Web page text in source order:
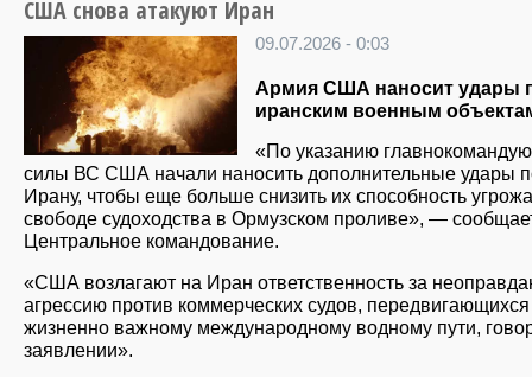
США снова атакуют Иран
09.07.2026 - 0:03
Армия США наносит удары
иранским военным
«По указанию
силы ВС США начали наносить дополнительные удары
Ирану, чтобы еще больше снизить их способность
свободе судоходства в Ормузском проливе», —
Центральное командование.
«США возлагают на Иран ответственность за
агрессию против коммерческих судов,
жизненно важному международному водному пути,
заявлении».